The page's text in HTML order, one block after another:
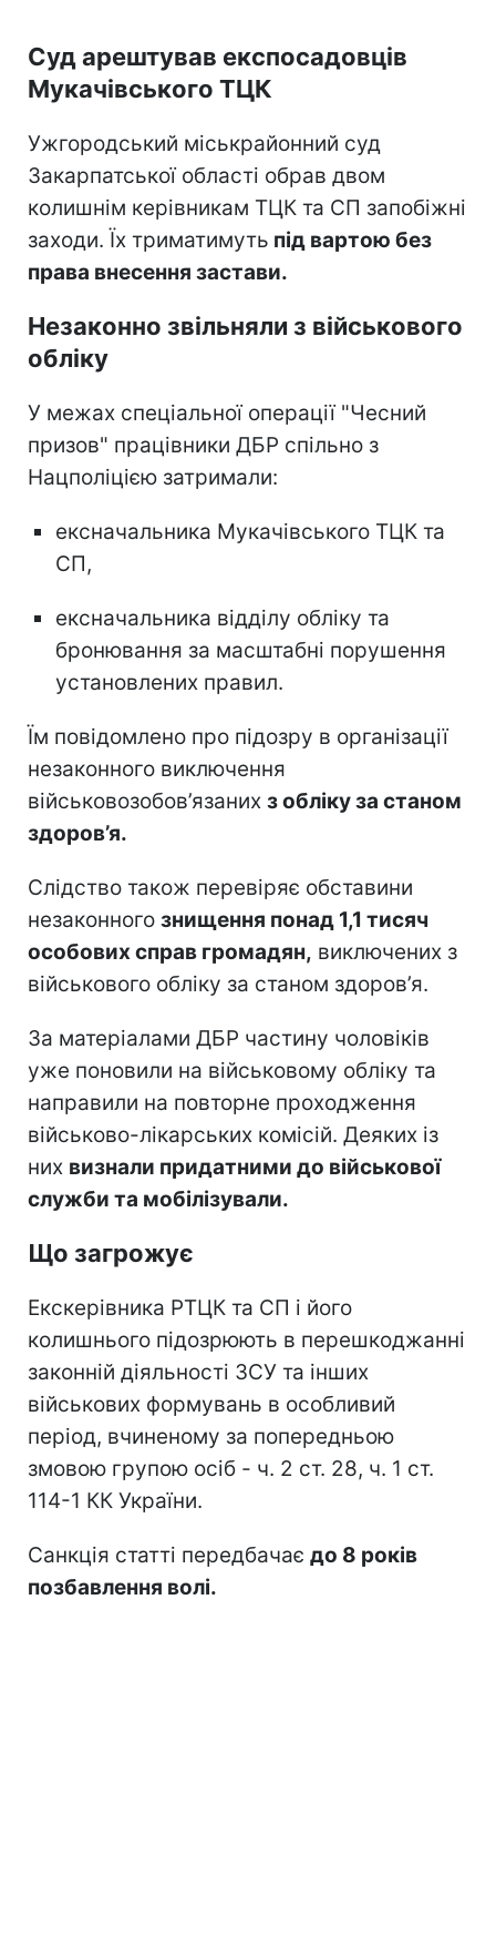
Суд арештував експосадовців
Мукачівського ТЦК
Ужгородський міськрайонний суд
Закарпатської області обрав двом
колишнім керівникам ТЦК та СП запобіжні
заходи. Їх триматимуть під вартою без
права внесення застави.
Незаконно звільняли з військового
обліку
У межах спеціальної операції "Чесний
призов" працівники ДБР спільно з
Нацполіцією затримали:
ексначальника Мукачівського ТЦК та
СП,
ексначальника відділу обліку та
бронювання за масштабні порушення
установлених правил.
Їм повідомлено про підозру в організації
незаконного виключення
військовозобов’язаних з обліку за станом
здоров’я.
Слідство також перевіряє обставини
незаконного знищення понад 1,1 тисяч
особових справ громадян, виключених з
військового обліку за станом здоров’я.
За матеріалами ДБР частину чоловіків
уже поновили на військовому обліку та
направили на повторне проходження
військово-лікарських комісій. Деяких із
них визнали придатними до військової
служби та мобілізували.
Що загрожує
Екскерівника РТЦК та СП і його
колишнього підозрюють в перешкоджанні
законній діяльності ЗСУ та інших
військових формувань в особливий
період, вчиненому за попередньою
змовою групою осіб - ч. 2 ст. 28, ч. 1 ст.
114-1 КК України.
Санкція статті передбачає до 8 років
позбавлення волі.